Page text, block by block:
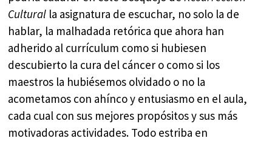
Cultural la asignatura de escuchar, no solo la de
hablar, la malhadada retórica que ahora han
adherido al currículum como si hubiesen
descubierto la cura del cáncer o como si los
maestros la hubiésemos olvidado o no la
acometamos con ahínco y entusiasmo en el aula,
cada cual con sus mejores propósitos y sus más
motivadoras actividades. Todo estriba en